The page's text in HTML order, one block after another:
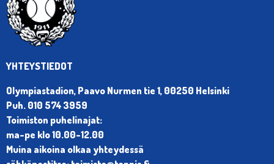
YHTEYSTIEDOT
Olympiastadion, Paavo Nurmen tie 1, 00250 Helsinki
Puh. 010 574 3959
Toimiston puhelinajat:
ma-pe klo 10.00-12.00
Muina aikoina olkaa yhteydessä